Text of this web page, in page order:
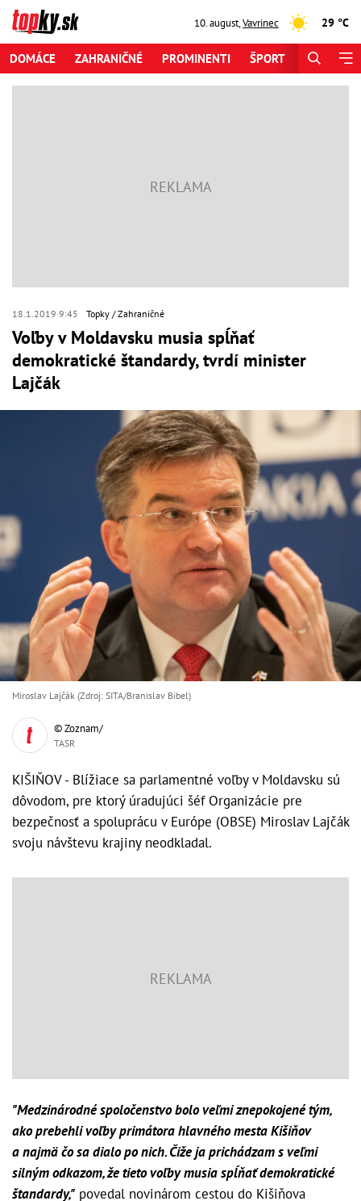
10. august,Vavrinec 29 °C
DOMÁCE ZAHRANIČNÉ PROMINENTI ŠPORT
18.1.2019 9:45 Topky Zahraničné
Voľby v Moldavsku musia spĺňať
demokratické štandardy, tvrdí minister
Lajčák
Miroslav Lajčák (Zdroj: SITA/Branislav Bibel)
© Zoznam/
TASR
KIŠIŇOV - Blížiace sa parlamentné voľby v Moldavsku sú
dôvodom, pre ktorý úradujúci šéf Organizácie pre
bezpečnosť a spoluprácu v Európe (OBSE) Miroslav Lajčák
svoju návštevu krajiny neodkladal.
"Medzinárodné spoločenstvo bolo veľmi znepokojené tým,
ako prebehli voľby primátora hlavného mesta Kišiňov
a najmä čo sa dialo po nich. Čiže ja prichádzam s veľmi
silným odkazom, že tieto voľby musia spĺňať demokratické
štandardy," povedal novinárom cestou do Kišiňova